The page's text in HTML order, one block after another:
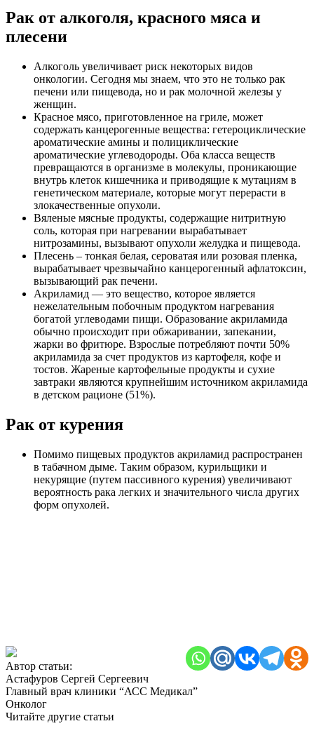
Рак от алкоголя, красного мяса и
плесени
Алкоголь увеличивает риск некоторых видов
онкологии. Сегодня мы знаем, что это не только рак
печени или пищевода, но и рак молочной железы у
женщин.
Красное мясо, приготовленное на гриле, может
содержать канцерогенные вещества: гетероциклические
ароматические амины и полициклические
ароматические углеводороды. Оба класса веществ
превращаются в организме в молекулы, проникающие
внутрь клеток кишечника и приводящие к мутациям в
генетическом материале, которые могут перерасти в
злокачественные опухоли.
Вяленые мясные продукты, содержащие нитритную
соль, которая при нагревании вырабатывает
нитрозамины, вызывают опухоли желудка и пищевода.
Плесень – тонкая белая, сероватая или розовая пленка,
вырабатывает чрезвычайно канцерогенный афлатоксин,
вызывающий рак печени.
Акриламид — это вещество, которое является
нежелательным побочным продуктом нагревания
богатой углеводами пищи. Образование акриламида
обычно происходит при обжаривании, запекании,
жарки во фритюре. Взрослые потребляют почти 50%
акриламида за счет продуктов из картофеля, кофе и
тостов. Жареные картофельные продукты и сухие
завтраки являются крупнейшим источником акриламида
в детском рационе (51%).
Рак от курения
Помимо пищевых продуктов акриламид распространен
в табачном дыме. Таким образом, курильщики и
некурящие (путем пассивного курения) увеличивают
вероятность рака легких и значительного числа других
форм опухолей.
Автор статьи:
Астафуров Сергей Сергеевич
Главный врач клиники “АСС Медикал”
Онколог
Читайте другие статьи